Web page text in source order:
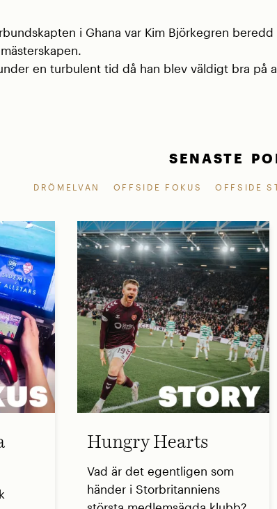
i Ghana var Kim Björkegren
en turbulent tid då han blev väldigt bra på
SENASTE
DRÖMELVAN OFFSIDE FOKUS OFFSIDE
Hungry Hearts
Vad är det egentligen som
händer i Storbritanniens